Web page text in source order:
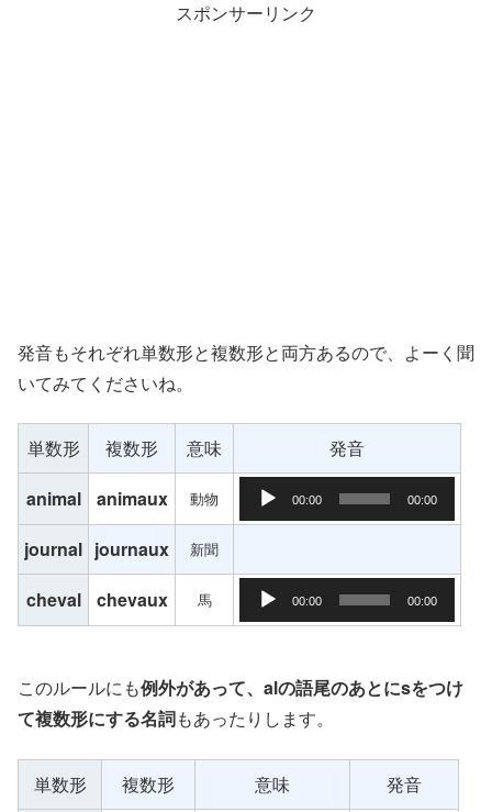
スポンサーリンク
発音もそれぞれ単数形と複数形と両方あるので、よーく聞
いてみてくださいね。
単数形 複数形 意味
発音
animal
animaux 動物 音声プレーヤー
00:00 00:00
journal journaux 新聞
cheval chevaux 馬 音声プレーヤー
00:00 00:00
このルールにも例外があって、alの語尾のあとにsをつけ
て複数形にする名詞もあったりします。
単数形 複数形 意味
発音